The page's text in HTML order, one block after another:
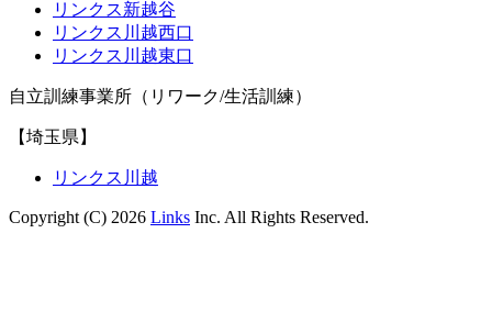
リンクス新越谷
リンクス川越西口
リンクス川越東口
自立訓練事業所（リワーク/生活訓練）
【埼玉県】
リンクス川越
Copyright (C) 2026 Links Inc. All Rights Reserved.